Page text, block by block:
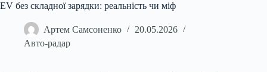
EV без складної зарядки: реальність чи міф
Артем Самсоненко
20.05.2026
Авто-радар